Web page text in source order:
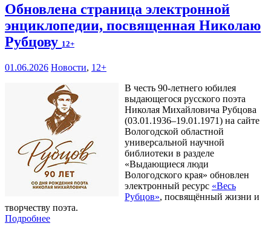
Обновлена страница электронной
энциклопедии, посвященная Николаю
Рубцову 12+
01.06.2026 Новости, 12+
В честь 90-летнего юбилея
выдающегося русского поэта
Николая Михайловича Рубцова
(03.01.1936–19.01.1971) на сайте
Вологодской областной
универсальной научной
библиотеки в разделе
«Выдающиеся люди
Вологодского края» обновлен
электронный ресурс «Весь
Рубцов», посвящённый жизни и
творчеству поэта.
Подробнее